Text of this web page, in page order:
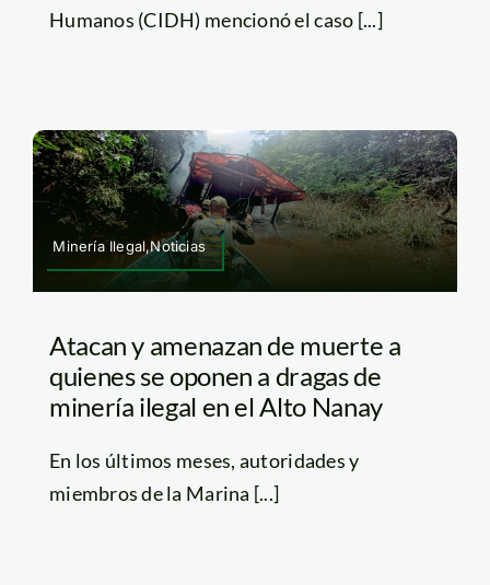
Humanos (CIDH) mencionó el caso [...]
Minería Ilegal,Noticias
Atacan y amenazan de muerte a
quienes se oponen a dragas de
minería ilegal en el Alto Nanay
En los últimos meses, autoridades y
miembros de la Marina [...]